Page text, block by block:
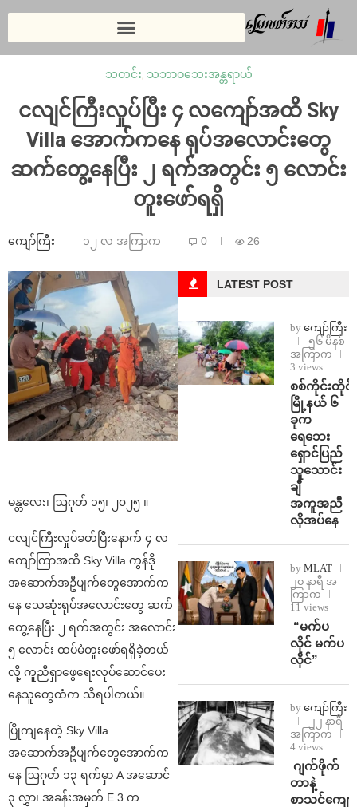
သတင်း, သဘာဝဘေးအန္တရာယ်
ငလျင်ကြီးလှုပ်ပြီး ၄ လကျော်အထိ Sky
Villa အောက်ကနေ ရုပ်အလောင်းတွေ
ဆက်တွေ့နေပြီး ၂ ရက်အတွင်း ၅ လောင်း
တူးဖော်ရရှိ
ကျော်ကြီး ၁၂ လ အကြာက 0 26
မန္တလေး၊ ဩဂုတ် ၁၅၊ ၂၀၂၅ ။
ငလျင်ကြီးလှုပ်ခတ်ပြီးနောက် ၄ လ
ကျော်ကြာအထိ Sky Villa ကွန်ဒို
အဆောက်အဦပျက်တွေအောက်က
နေ သေဆုံးရုပ်အလောင်းတွေ ဆက်
တွေ့နေပြီး ၂ ရက်အတွင်း အလောင်း
၅ လောင်း ထပ်မံတူးဖော်ရရှိခဲ့တယ်
လို့ ကူညီရှာဖွေရေးလုပ်ဆောင်ပေး
နေသူတွေထံက သိရပါတယ်။
ပြိုကျနေတဲ့ Sky Villa
အဆောက်အဦပျက်တွေအောက်က
နေ ဩဂုတ် ၁၃ ရက်မှာ A အဆောင်
၃ လွှာ၊ အခန်းအမှတ် E 3 က
LATEST POST
by ကျော်ကြီး
၅၆ မိနစ်
အကြာက
3 views
စစ်ကိုင်းတိုင်း
မြို့နယ် ၆
ခုက
ရေဘေး
ရှောင်ပြည်
သူသောင်း
ချီ
အကူအညီ
လိုအပ်နေ
by MLAT
၂၀ နာရီ အ
ကြာက
11 views
⁨ ⁨“မက်ပ
လိုင် မက်ပ
လိုင်”
by ကျော်ကြီး
၂၂ နာရီ
အကြာက
4 views
⁨⁩ ⁨ဂျက်ဖိုက်
တာနဲ့
စာသင်ကျော